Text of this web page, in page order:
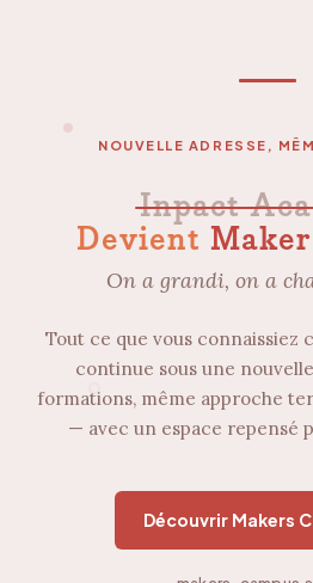
NOUVELLE ADRESSE,
Inpact
Devient
On a grandi, on a
Tout ce que vous connaissiez
continue sous une
formations, même approche
— avec un espace repensé
Découvrir Makers